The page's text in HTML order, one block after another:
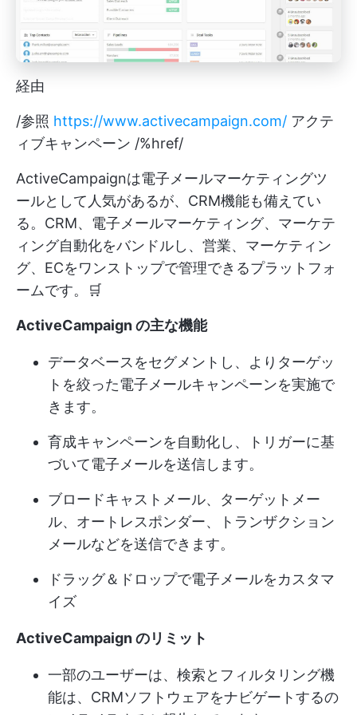
経由
/参照 https://www.activecampaign.com/ アクテ
ィブキャンペーン /%href/
ActiveCampaignは電子メールマーケティングツ
ールとして人気があるが、CRM機能も備えてい
る。CRM、電子メールマーケティング、マーケテ
ィング自動化をバンドルし、営業、マーケティン
グ、ECをワンストップで管理できるプラットフォ
ームです。🛒
ActiveCampaign の主な機能
データベースをセグメントし、よりターゲッ
トを絞った電子メールキャンペーンを実施で
きます。
育成キャンペーンを自動化し、トリガーに基
づいて電子メールを送信します。
ブロードキャストメール、ターゲットメー
ル、オートレスポンダー、トランザクション
メールなどを送信できます。
ドラッグ＆ドロップで電子メールをカスタマ
イズ
ActiveCampaign のリミット
一部のユーザーは、検索とフィルタリング機
能は、CRMソフトウェアをナビゲートするの